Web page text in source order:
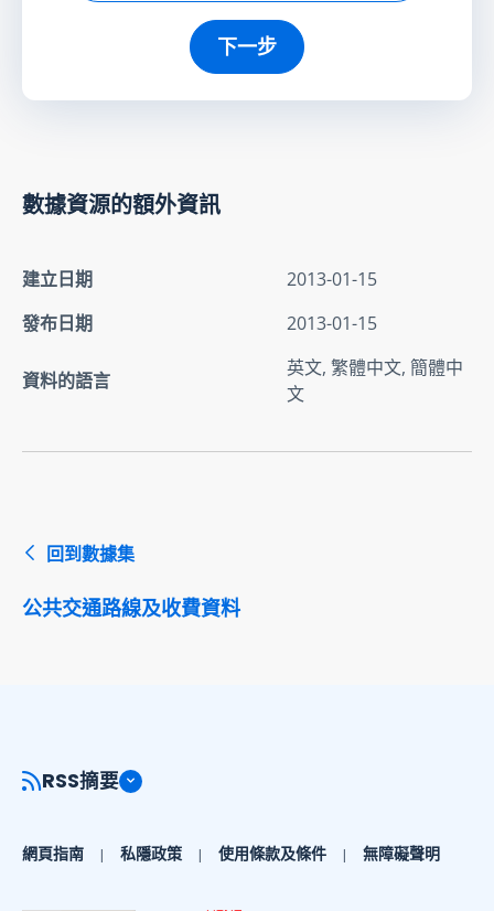
下一步
數據資源的額外資訊
建立日期
2013-01-15
發布日期
2013-01-15
資料的語言
英文, 繁體中文, 簡體中
文
回到數據集
公共交通路線及收費資料
RSS摘要
網頁指南 私隱政策 使用條款及條件 無障礙聲明